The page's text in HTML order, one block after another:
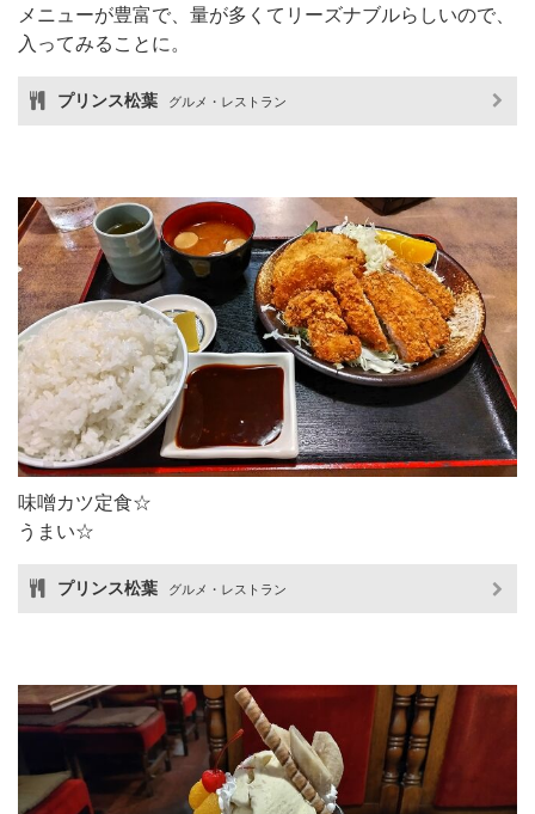
メニューが豊富で、量が多くてリーズナブルらしいので、
入ってみることに。
プリンス松葉 グルメ・レストラン
味噌カツ定食☆
うまい☆
プリンス松葉 グルメ・レストラン